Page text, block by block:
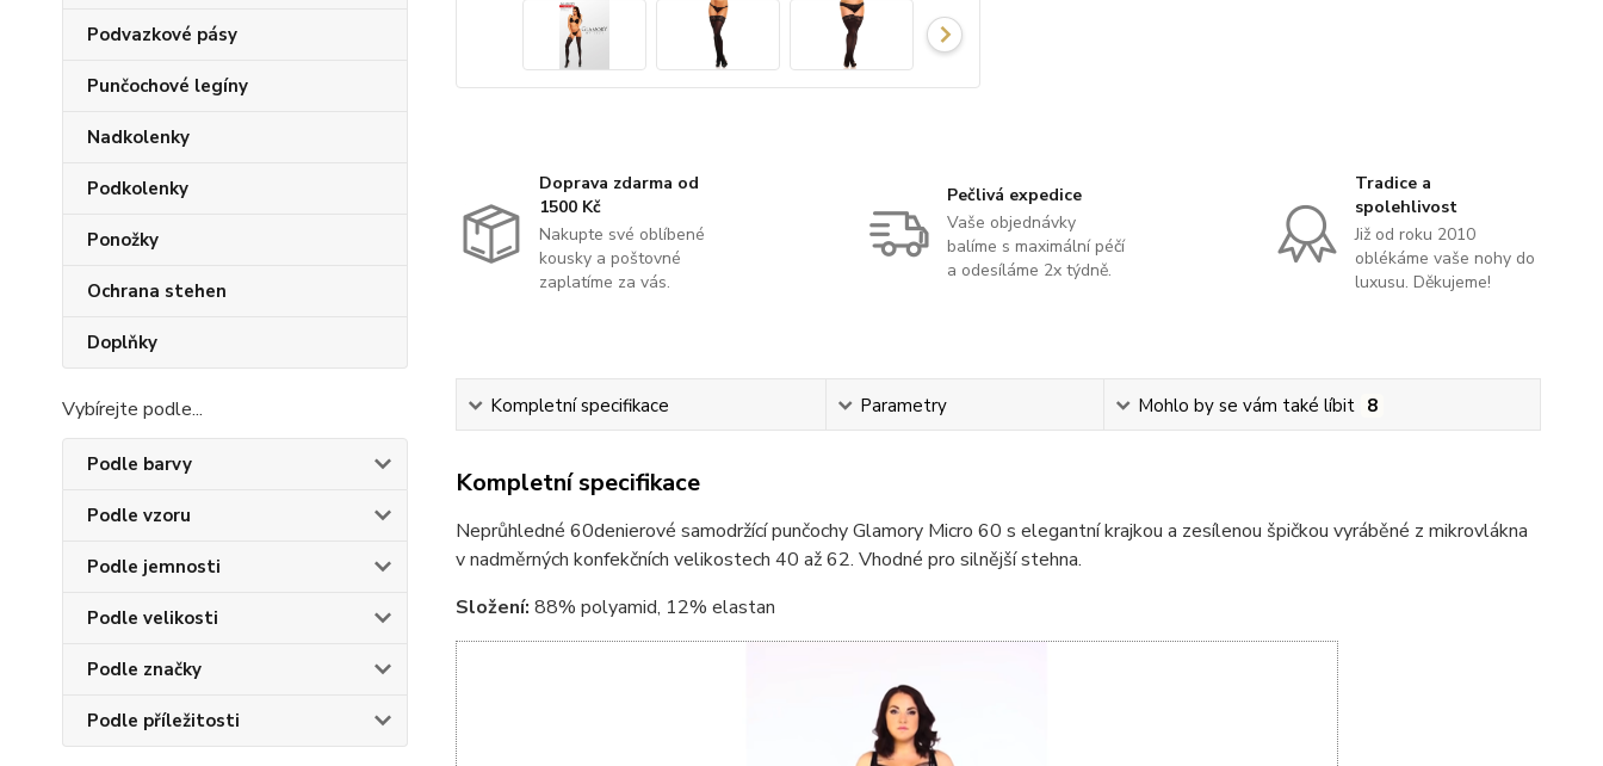
Podvazkové pásy
Punčochové legíny
Nadkolenky
Podkolenky
Ponožky
Ochrana stehen
Doplňky
Vybírejte podle...
Podle barvy
Podle vzoru
Podle jemnosti
Podle velikosti
Podle značky
Podle příležitosti
Doprava zdarma od
1500 Kč
Nakupte své oblíbené
kousky a poštovné
zaplatíme za vás.
Pečlivá expedice
Vaše objednávky
balíme s maximální péčí
a odesíláme 2x týdně.
Tradice a
spolehlivost
Již od roku 2010
oblékáme vaše nohy do
luxusu. Děkujeme!
Kompletní specifikace Parametry Mohlo by se vám také líbit 8
Kompletní specifikace
Neprůhledné 60denierové samodržící punčochy Glamory Micro 60 s elegantní krajkou a zesílenou špičkou vyráběné z mikrovlákna
v nadměrných konfekčních velikostech 40 až 62. Vhodné pro silnější stehna.
Složení: 88% polyamid, 12% elastan